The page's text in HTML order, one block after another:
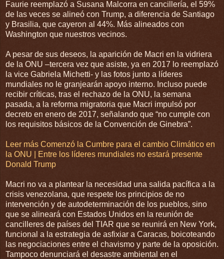
Faurie reemplazó a Susana Malcorra en cancillería, el 59%
de las veces se alineó con Trump, a diferencia de Santiago
y Brasilia, que cayeron al 44%. Más alineados con
Washington que nuestros vecinos.
A pesar de sus deseos, la aparición de Macri en la vidriera
de la ONU –tercera vez que asiste, ya en 2017 lo reemplazó
la vice Gabriela Michetti- y las fotos junto a líderes
mundiales no le granjearán apoyo interno. Incluso puede
recibir críticas, tras el rechazo de la ONU, la semana
pasada, a la reforma migratoria que Macri impulsó por
decreto en enero de 2017, señalando que “no cumple con
los requisitos básicos de la Convención de Ginebra”.
Leer más Comenzó la Cumbre para el cambio Climático en
la ONU | Entre los líderes mundiales no estará presente
Donald Trump
Macri no va a plantear la necesidad una salida pacífica a la
crisis venezolana, que respete los principios de no
intervención y de autodeterminación de los pueblos, sino
que se alineará con Estados Unidos en la reunión de
cancilleres de países del TIAR que se reunirá en New York,
funcional a la estrategia de asfixiar a Caracas, boicoteando
las negociaciones entre el chavismo y parte de la oposición.
Tampoco denunciará el desastre ambiental en el